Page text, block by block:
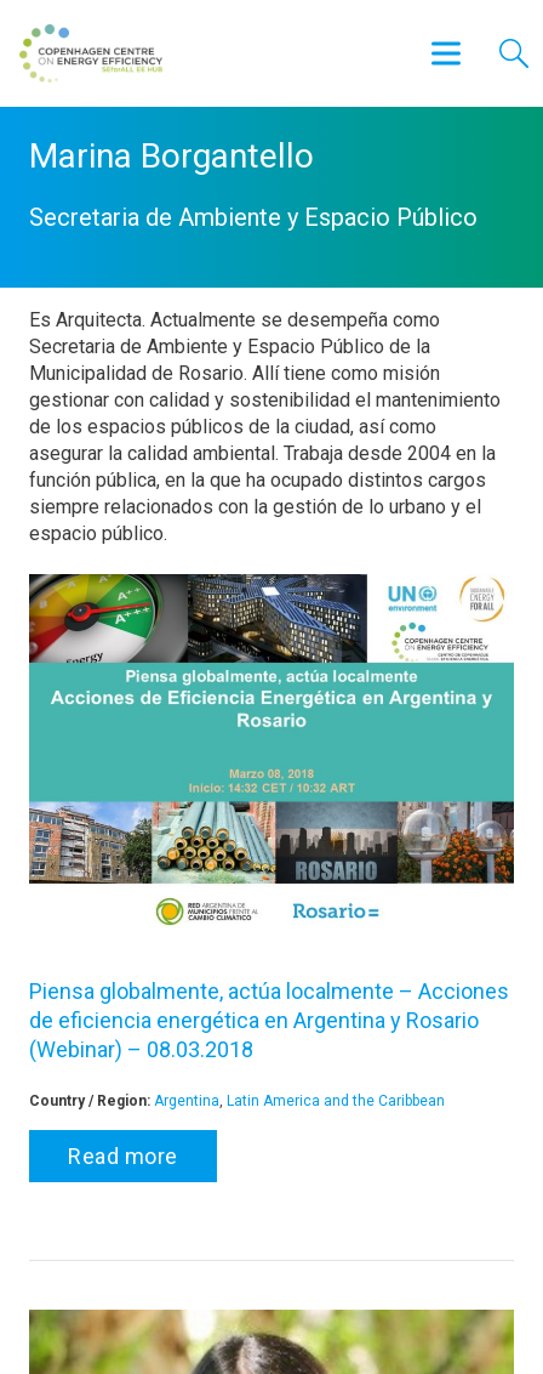
Marina Borgantello
Secretaria de Ambiente y Espacio Público
Es Arquitecta. Actualmente se desempeña como
Secretaria de Ambiente y Espacio Público de la
Municipalidad de Rosario. Allí tiene como misión
gestionar con calidad y sostenibilidad el mantenimiento
de los espacios públicos de la ciudad, así como
asegurar la calidad ambiental. Trabaja desde 2004 en la
función pública, en la que ha ocupado distintos cargos
siempre relacionados con la gestión de lo urbano y el
espacio público.
Piensa globalmente, actúa localmente – Acciones
de eficiencia energética en Argentina y Rosario
(Webinar) – 08.03.2018
Country / Region: Argentina, Latin America and the Caribbean
Read more